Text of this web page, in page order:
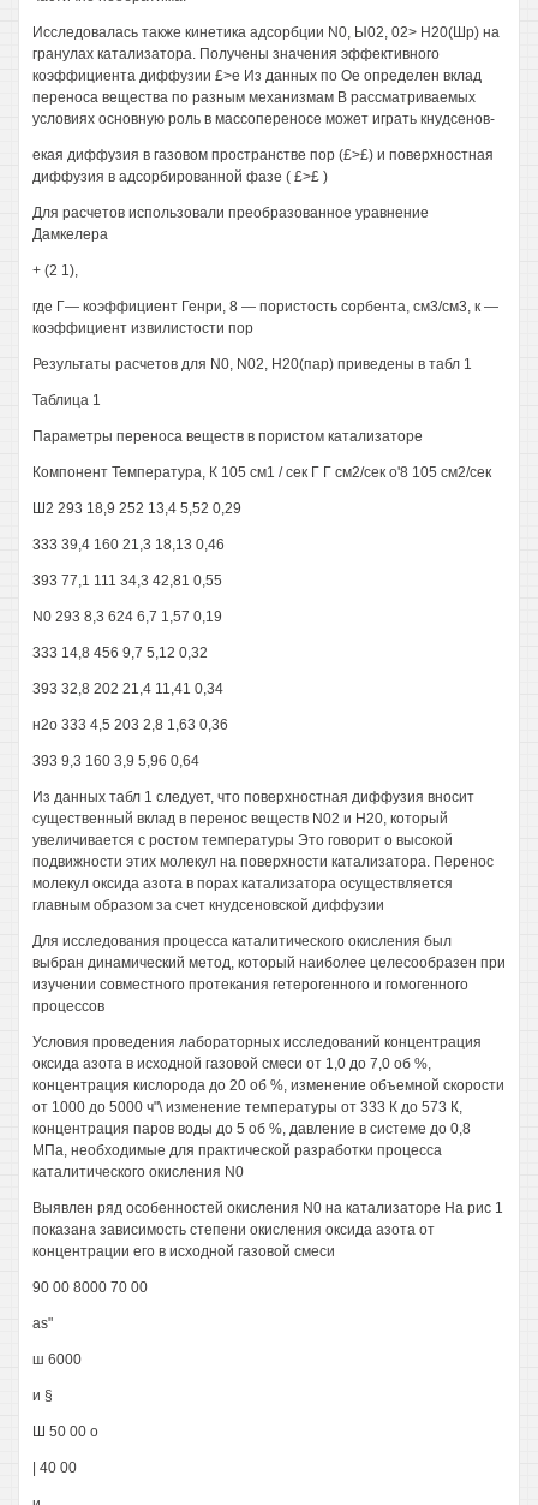
Исследовалась также кинетика адсорбции N0, Ы02, 02> Н20(Шр) на
гранулах катализатора. Получены значения эффективного
коэффициента диффузии £>е Из данных по Ое определен вклад
переноса вещества по разным механизмам В рассматриваемых
условиях основную роль в массопереносе может играть кнудсенов-
екая диффузия в газовом пространстве пор (£>£) и поверхностная
диффузия в адсорбированной фазе ( £>£ )
Для расчетов использовали преобразованное уравнение
Дамкелера
+ (2 1),
где Г— коэффициент Генри, 8 — пористость сорбента, см3/см3, к —
коэффициент извилистости пор
Результаты расчетов для N0, N02, Н20(пар) приведены в табл 1
Таблица 1
Параметры переноса веществ в пористом катализаторе
Компонент Температура, К 105 см1 / сек Г Г см2/сек о'8 105 см2/сек
Ш2 293 18,9 252 13,4 5,52 0,29
333 39,4 160 21,3 18,13 0,46
393 77,1 111 34,3 42,81 0,55
N0 293 8,3 624 6,7 1,57 0,19
333 14,8 456 9,7 5,12 0,32
393 32,8 202 21,4 11,41 0,34
н2о 333 4,5 203 2,8 1,63 0,36
393 9,3 160 3,9 5,96 0,64
Из данных табл 1 следует, что поверхностная диффузия вносит
существенный вклад в перенос веществ N02 и Н20, который
увеличивается с ростом температуры Это говорит о высокой
подвижности этих молекул на поверхности катализатора. Перенос
молекул оксида азота в порах катализатора осуществляется
главным образом за счет кнудсеновской диффузии
Для исследования процесса каталитического окисления был
выбран динамический метод, который наиболее целесообразен при
изучении совместного протекания гетерогенного и гомогенного
процессов
Условия проведения лабораторных исследований концентрация
оксида азота в исходной газовой смеси от 1,0 до 7,0 об %,
концентрация кислорода до 20 об %, изменение объемной скорости
от 1000 до 5000 ч"\ изменение температуры от 333 К до 573 К,
концентрация паров воды до 5 об %, давление в системе до 0,8
МПа, необходимые для практической разработки процесса
каталитического окисления N0
Выявлен ряд особенностей окисления N0 на катализаторе На рис 1
показана зависимость степени окисления оксида азота от
концентрации его в исходной газовой смеси
90 00 8000 70 00
as"
ш 6000
и §
Ш 50 00 о
| 40 00